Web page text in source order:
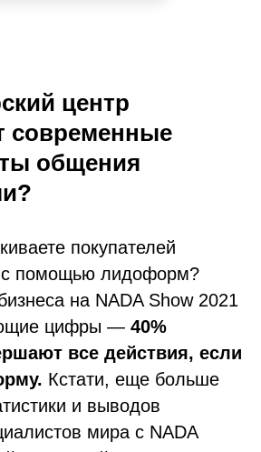
центр
современные
общения
покупателей
с помощью лидоформ?
на NADA Show 2021
цифры — 40%
все действия, если
Кстати, еще больше
и выводов
мира c NADA